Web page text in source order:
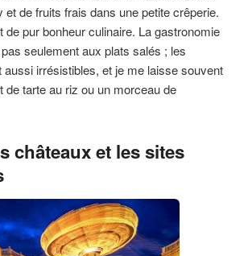
et de fruits frais dans une petite crêperie.
de pur bonheur culinaire. La gastronomie
seulement aux plats salés ; les
irrésistibles, et je me laisse souvent
de tarte au riz ou un morceau de
châteaux et les sites